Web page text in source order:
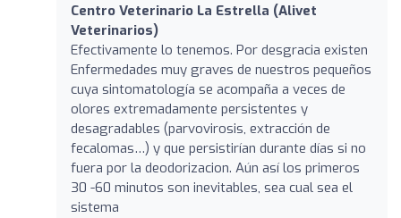
Centro Veterinario La Estrella (Alivet
Veterinarios)
Efectivamente lo tenemos. Por desgracia existen
Enfermedades muy graves de nuestros pequeños
cuya sintomatología se acompaña a veces de
olores extremadamente persistentes y
desagradables (parvovirosis, extracción de
fecalomas…) y que persistirían durante días si no
fuera por la deodorizacion. Aún así los primeros
30 -60 minutos son inevitables, sea cual sea el
sistema